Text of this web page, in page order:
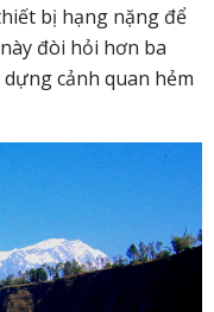
bị hạng nặng để
đòi hỏi hơn ba
cảnh quan hẻm